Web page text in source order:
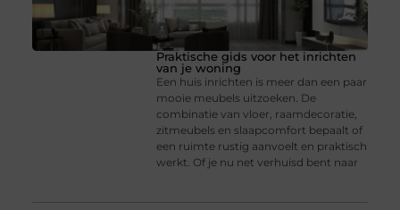
Praktische gids voor het inrichten
van je woning
Een huis inrichten is meer dan een paar
mooie meubels uitzoeken. De
combinatie van vloer, raamdecoratie,
zitmeubels en slaapcomfort bepaalt of
een ruimte rustig aanvoelt en praktisch
werkt. Of je nu net verhuisd bent naar